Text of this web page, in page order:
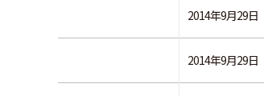
2014年9月29日
2014年9月29日